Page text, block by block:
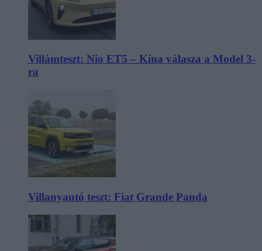
Villámteszt: Nio ET5 – Kína válasza a Model 3-
ra
Villanyautó teszt: Fiat Grande Panda